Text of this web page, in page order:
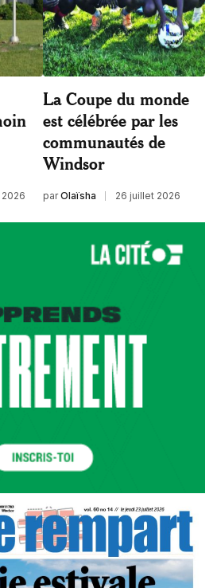
2026
La Coupe du monde
est célébrée par les
communautés de
Windsor
par Olaïsha 26 juillet 2026